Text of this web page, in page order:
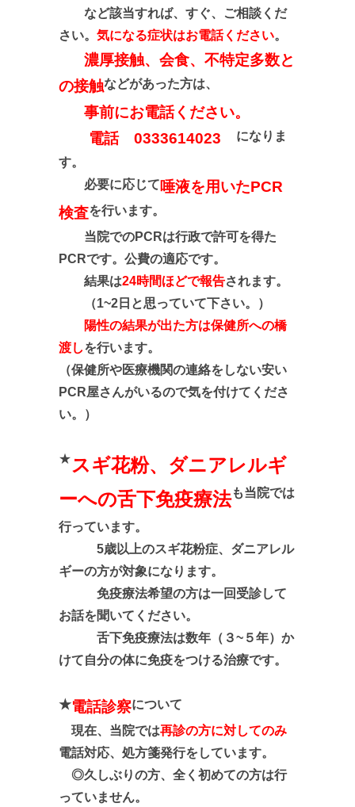
など該当すれば、すぐ、ご相談くだ
さい。 気になる症状はお電話ください。
濃厚接触、会食、不特定多数と
の接触などがあった方は、
事前にお電話ください。
電話 0333614023
になりま
す。
必要に応じて唾液を用いたPCR
検査を行います。
当院でのPCRは行政で許可を得た
PCRです。公費の適応です。
結果は24時間ほどで報告されます。
（1~2日と思っていて下さい。）
陽性の結果が出た方は保健所への橋
渡しを行います。
（保健所や医療機関の連絡をしない安い
PCR屋さんがいるので気を付けてくださ
い。）
★スギ花粉、ダニアレルギ
ーへの舌下免疫療法も当院では
行っています。
5歳以上のスギ花粉症、ダニアレル
ギーの方が対象になります。
免疫療法希望の方は一回受診して
お話を聞いてください。
舌下免疫療法は数年（３~５年）か
けて自分の体に免疫をつける治療です。
★電話診察について
現在、当院では再診の方に対してのみ
電話対応、処方箋発行をしています。
◎久しぶりの方、全く初めての方は行
っていません。